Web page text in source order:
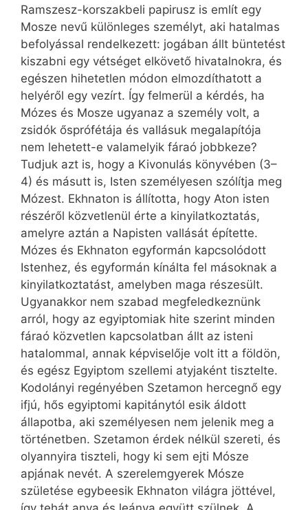
Ramszesz-korszakbeli papirusz is említ egy
Mosze nevű különleges személyt, aki hatalmas
befolyással rendelkezett: jogában állt büntetést
kiszabni egy vétséget elkövető hivatalnokra, és
egészen hihetetlen módon elmozdíthatott a
helyéről egy vezírt. Így felmerül a kérdés, ha
Mózes és Mosze ugyanaz a személy volt, a
zsidók ősprófétája és vallásuk megalapítója
nem lehetett-e valamelyik fáraó jobbkeze?
Tudjuk azt is, hogy a Kivonulás könyvében (3–
4) és másutt is, Isten személyesen szólítja meg
Mózest. Ekhnaton is állította, hogy Aton isten
részéről közvetlenül érte a kinyilatkoztatás,
amelyre aztán a Napisten vallását építette.
Mózes és Ekhnaton egyformán kapcsolódott
Istenhez, és egyformán kínálta fel másoknak a
kinyilatkoztatást, amelyben maga részesült.
Ugyanakkor nem szabad megfeledkeznünk
arról, hogy az egyiptomiak hite szerint minden
fáraó közvetlen kapcsolatban állt az isteni
hatalommal, annak képviselője volt itt a földön,
és egész Egyiptom szellemi atyjaként tisztelte.
Kodolányi regényében Szetamon hercegnő egy
ifjú, hős egyiptomi kapitánytól esik áldott
állapotba, aki személyesen nem jelenik meg a
történetben. Szetamon érdek nélkül szereti, és
olyannyira tiszteli, hogy ki sem ejti Mósze
apjának nevét. A szerelemgyerek Mósze
születése egybeesik Ekhnaton világra jöttével,